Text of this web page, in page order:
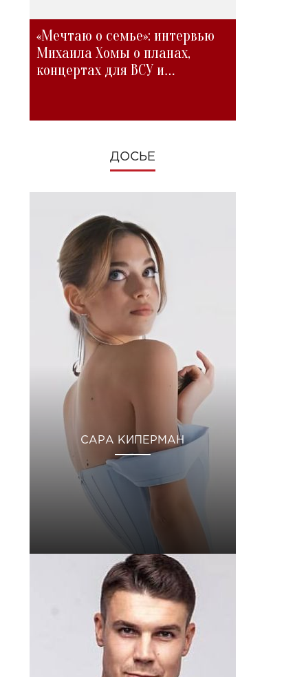
«Мечтаю о семье»: интервью
Михаила Хомы о планах,
концертах для ВСУ и
ДОСЬЕ
САРА КИПЕРМАН